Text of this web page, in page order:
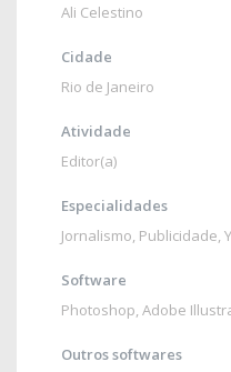
Ali Celestino
Cidade
Rio de Janeiro
Atividade
Editor(a)
Especialidades
Jornalismo, Publicidade,
Software
Photoshop, Adobe
Outros softwares